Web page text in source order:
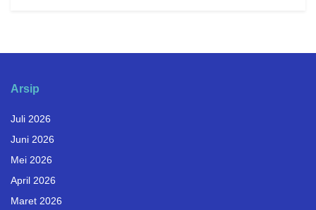
Arsip
Juli 2026
Juni 2026
Mei 2026
April 2026
Maret 2026